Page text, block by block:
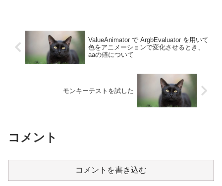
ValueAnimator で ArgbEvaluator を用いて
色をアニメーションで変化させるとき、
aaの値について
モンキーテストを試した
コメント
コメントを書き込む